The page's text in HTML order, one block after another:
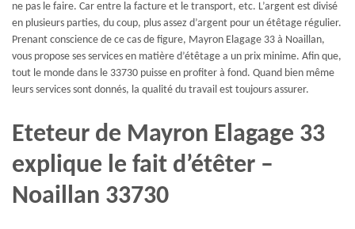
ne pas le faire. Car entre la facture et le transport, etc. L’argent est divisé
en plusieurs parties, du coup, plus assez d’argent pour un étêtage régulier.
Prenant conscience de ce cas de figure, Mayron Elagage 33 à Noaillan,
vous propose ses services en matière d’étêtage a un prix minime. Afin que,
tout le monde dans le 33730 puisse en profiter à fond. Quand bien même
leurs services sont donnés, la qualité du travail est toujours assurer.
Eteteur de Mayron Elagage 33
explique le fait d’étêter –
Noaillan 33730